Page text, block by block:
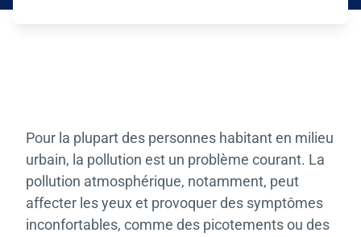
– appuyez sur le bouton pour sélectionner
Pour la plupart des personnes habitant en milieu
urbain, la pollution est un problème courant. La
pollution atmosphérique, notamment, peut
affecter les yeux et provoquer des symptômes
inconfortables, comme des picotements ou des